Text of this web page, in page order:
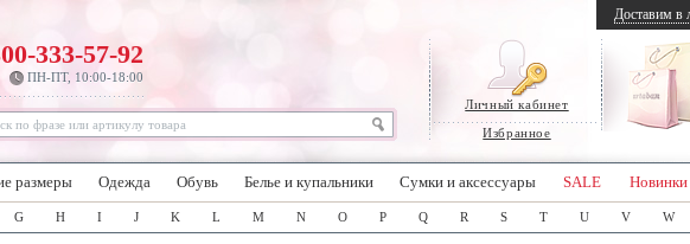
Личный кабинет
Избранное
333-57-92
ПН-ПТ, 10:00-18:00
Доставим в
размеры Одежда Обувь Белье и купальники Сумки и аксессуары SALE Новинки
G H I J K L M N O P Q R S T U V W